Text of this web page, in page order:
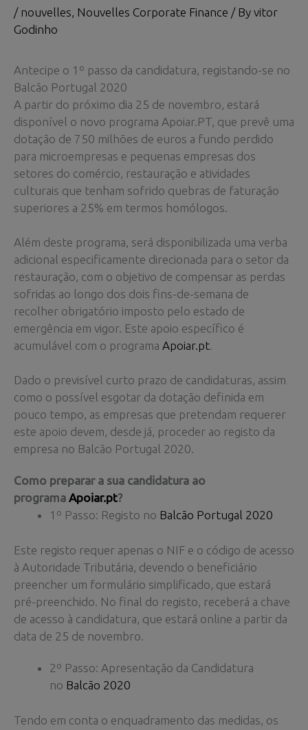
/ nouvelles Nouvelles Corporate Finance / By vitor
Godinho
Antecipe o 1º passo da candidatura, registando-se no
Balcão Portugal 2020
A partir do próximo dia 25 de novembro, estará
disponível o novo programa Apoiar.PT, que prevê uma
dotação de 750 milhões de euros a fundo perdido
para microempresas e pequenas empresas dos
setores do comércio, restauração e atividades
culturais que tenham sofrido quebras de faturação
superiores a 25% em termos homólogos.
Além deste programa, será disponibilizada uma verba
adicional especificamente direcionada para o setor da
restauração, com o objetivo de compensar as perdas
sofridas ao longo dos dois fins-de-semana de
recolher obrigatório imposto pelo estado de
emergência em vigor. Este apoio específico é
acumulável com o programa Apoiar.pt.
Dado o previsível curto prazo de candidaturas, assim
como o possível esgotar da dotação definida em
pouco tempo, as empresas que pretendam requerer
este apoio devem, desde já, proceder ao registo da
empresa no Balcão Portugal 2020.
Como preparar a sua candidatura ao
programa Apoiar.pt?
1º Passo: Registo no Balcão Portugal 2020
Este registo requer apenas o NIF e o código de acesso
à Autoridade Tributária, devendo o beneficiário
preencher um formulário simplificado, que estará
pré-preenchido. No final do registo, receberá a chave
de acesso à candidatura, que estará online a partir da
data de 25 de novembro.
2º Passo: Apresentação da Candidatura
no Balcão 2020
Tendo em conta o enquadramento das medidas, os